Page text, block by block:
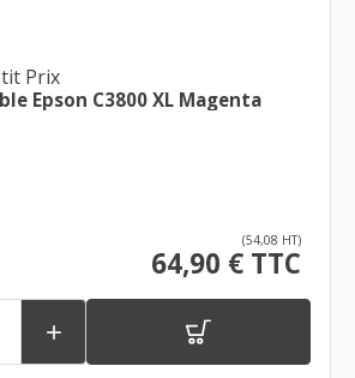
Prix
Epson C3800 XL Magenta
(54,08 HT)
64,90 € TTC
